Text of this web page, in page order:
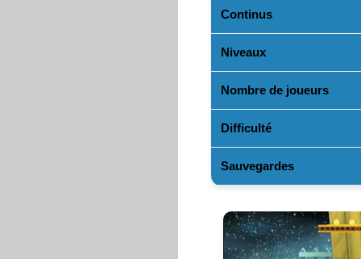
Continus
Niveaux
Nombre de joueurs
Difficulté
Sauvegardes